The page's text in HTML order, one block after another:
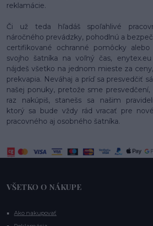
reklamácie.
Či už teda hľadáš spoľahlivé
náročného prevádzky, pohodlnú a
certifikované ochranné pomôcky
svojho šatníka na voľný čas,
nájdeš všetko na jednom mieste za
prekvapia. Neváhaj a príď sa presvedčiť
našej ponuky, pretože sme
raz nakúpiš, stanešs sa našim
ktorý sa bude vždy rád vracať pre
pracovného aj osobného šatníka.
VŠETKO O NÁKUPE
Ako nakupovať